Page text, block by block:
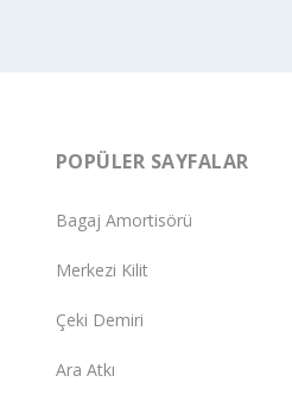
POPÜLER SAYFALAR
Bagaj Amortisörü
Merkezi Kilit
Çeki Demiri
Ara Atkı